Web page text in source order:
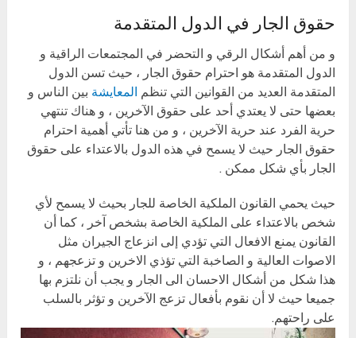
حقوق الجار في الدول المتقدمة
و من أهم أشكال الرقي و التحضر في المجتمعات الراقية و
الدول المتقدمة هو احترام حقوق الجار ، حيث تسن الدول
المتقدمة العديد من القوانين التي تنظم المعايشة بين الناس و
بعضها حتى لا يعتدي أحد على حقوق الآخرين ، و هناك تنتهي
حرية الفرد عند حرية الآخرين ، و من هنا تأتي أهمية احترام
حقوق الجار حيث لا يسمح في هذه الدول بالاعتداء على حقوق
الجار بأي شكل ممكن .
حيث يحمي القانون الملكية الخاصة للجار بحيث لا يسمح لأي
شخص بالاعتداء على الملكية الخاصة بشخص آخر ، كما أن
القانون يمنع الافعال التي تؤدي إلى انزعاج الجيران مثل
الاصوات العالية و الصاخبة التي تؤذي الاخرين و تزعجهم ، و
هذا شكل من أشكال الاحسان الى الجار و يجب أن نلتزم بها
جميعا حيث لا أن نقوم بأفعال تزعج الآخرين و تؤثر بالسلب
على راحتهم.